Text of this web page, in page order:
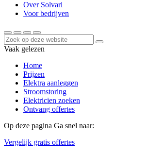
Over Solvari
Voor bedrijven
Vaak gelezen
Home
Prijzen
Elektra aanleggen
Stroomstoring
Elektricien zoeken
Ontvang offertes
Op deze pagina Ga snel naar:
Vergelijk gratis offertes